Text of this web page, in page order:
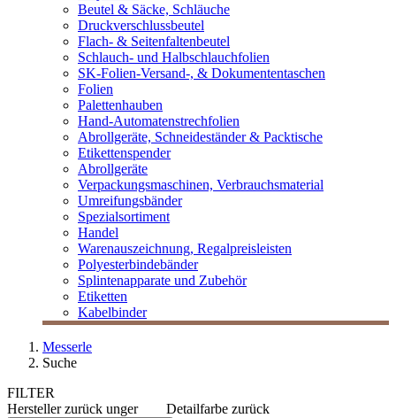
Beutel & Säcke, Schläuche
Druckverschlussbeutel
Flach- & Seitenfaltenbeutel
Schlauch- und Halbschlauchfolien
SK-Folien-Versand-, & Dokumententaschen
Folien
Palettenhauben
Hand-Automatenstrechfolien
Abrollgeräte, Schneideständer & Packtische
Etikettenspender
Abrollgeräte
Verpackungsmaschinen, Verbrauchsmaterial
Umreifungsbänder
Spezialsortiment
Handel
Warenauszeichnung, Regalpreisleisten
Polyesterbindebänder
Splintenapparate und Zubehör
Etiketten
Kabelbinder
Messerle
Suche
FILTER
Herstellerzurück unger
Detailfarbe zurück